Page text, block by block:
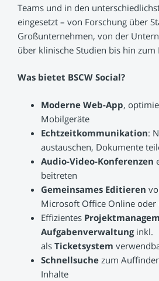
Teams und in den
eingesetzt – von Forschung über
Großunternehmen, von der
über klinische Studien bis hin
Was bietet BSCW Social?
Moderne Web-App,
Mobilgeräte
Echtzeitkommunikation:
austauschen, Dokumente
Audio-Video-Konferenzen
beitreten
Gemeinsames Editieren
Microsoft Office Online oder
Effizientes
Aufgabenverwaltunginkl.
als Ticketsystem
Schnellsuche zum
Inhalte